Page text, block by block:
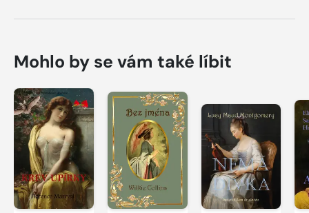
Mohlo by se vám také líbit